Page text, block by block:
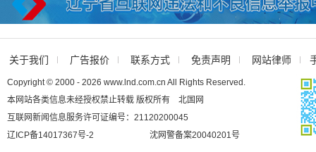
关于我们 广告报价 联系方式 免责声明 网站律师
Copyright © 2000 - 2026 www.lnd.com.cn All Rights Reserved.
本网站各类信息未经授权禁止转载 版权所有 北国网
互联网新闻信息服务许可证编号：21120200045
辽ICP备14017367号-2
沈网警备案20040201号